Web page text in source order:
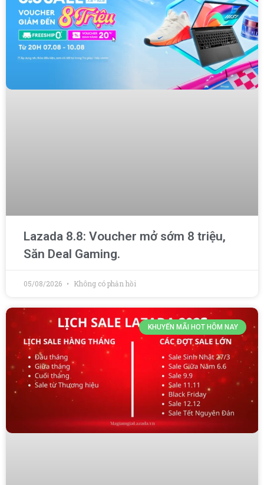
Lazada 8.8: Voucher mở sớm 8 triệu,
Săn Deal Gaming.
05/08/2026 Không có phản hồi
KHUYẾN MÃI HOT HÔM NAY